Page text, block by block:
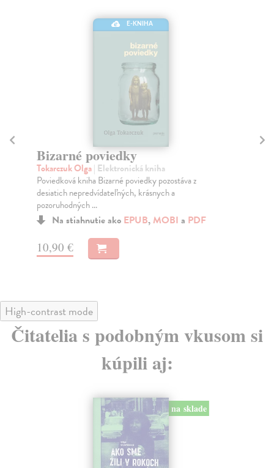
E-KNIHA
Bizarné poviedky
Tokarczuk Olga| Elektronická kniha
Poviedková kniha Bizarné poviedky pozostáva z
desiatich nepredvídateľných, krásnych a
pozoruhodných ...
Na stiahnutie ako EPUB, MOBI a PDF
10,90 €
High-contrast mode
Čitatelia s podobným vkusom si
kúpili aj:
na sklade